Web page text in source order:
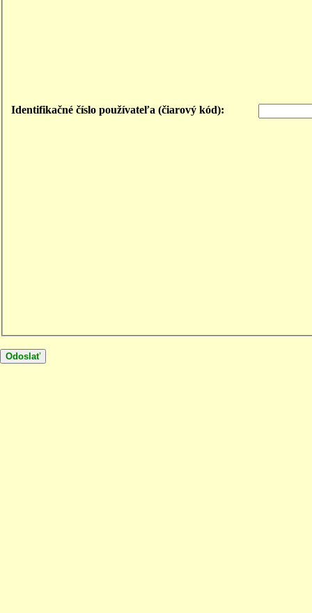
Identifikačné číslo používateľa (čiarový kód):